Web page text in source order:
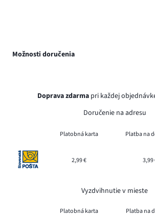
Možnosti doručenia
Doprava zdarma pri každej
Doručenie na adresu
Platobná karta Platba na
2,99 € 3,99
Vyzdvihnutie v mieste
Platobná karta Platba na